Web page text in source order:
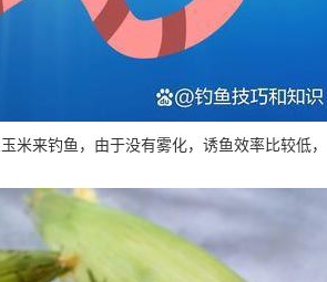
米来钓鱼，由于没有雾化，诱鱼效率比较低，